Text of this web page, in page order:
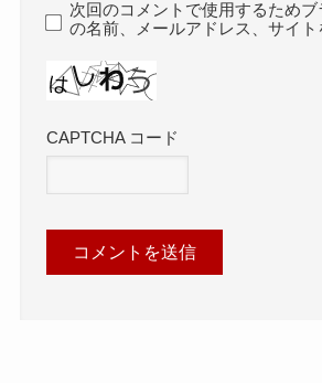
次回のコメントで使用するため
の名前、メールアドレス、サイト
CAPTCHA コード